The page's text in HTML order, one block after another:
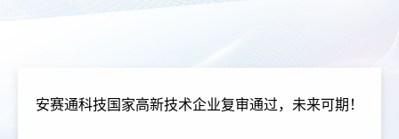
安赛通科技国家高新技术企业复审通过，未来可期！